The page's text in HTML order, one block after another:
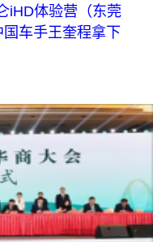
iHD体验营（东莞
车手王奎程拿下